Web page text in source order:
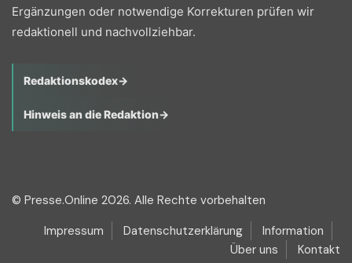
Ergänzungen oder notwendige Korrekturen prüfen wir
redaktionell und nachvollziehbar.
Redaktionskodex→
Hinweis an die Redaktion→
© Presse.Online 2026. Alle Rechte vorbehalten
Impressum
Datenschutzerklärung
Information
Über uns
Kontakt